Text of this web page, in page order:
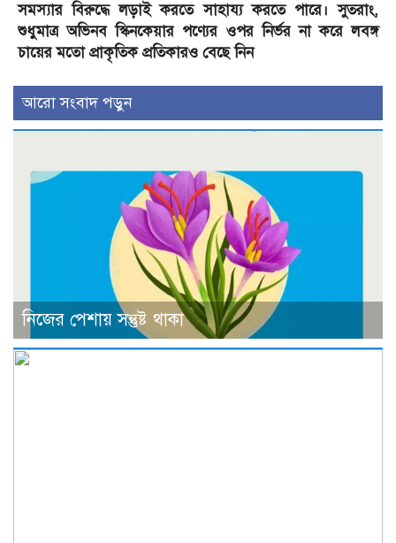
সমস্যার বিরুদ্ধে লড়াই করতে সাহায্য করতে পারে। সুতরাং,
শুধুমাত্র অভিনব স্কিনকেয়ার পণ্যের ওপর নির্ভর না করে লবঙ্গ
চায়ের মতো প্রাকৃতিক প্রতিকারও বেছে নিন
আরো সংবাদ পড়ুন
নিজের পেশায় সন্তুষ্ট থাকা